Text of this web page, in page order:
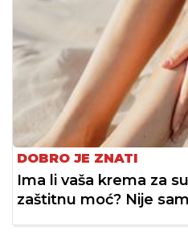
DOBRO JE ZNATI
Ima li vaša krema za
zaštitnu moć? Nije